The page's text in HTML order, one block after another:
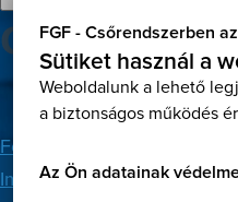
FGF - Csőrendszerben
Sütiket használ a
Weboldalunk a lehető
a biztonságos működés
Az Ön adatainak
Oldalak
Főoldal
Impresszum